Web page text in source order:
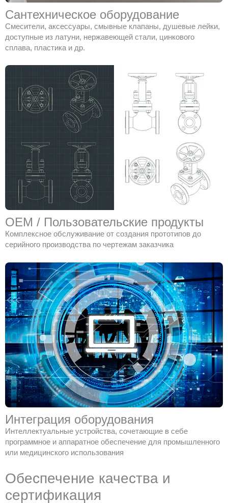
Сантехническое оборудование
Смесители, аксессуары, смывные клапаны, душевые лейки,
доступные из латуни, нержавеющей стали, цинкового
сплава, пластика и др.
OEM / Пользовательские продукты
Комплексное обслуживание от создания прототипов до
серийного производства по чертежам заказчика
Интеграция оборудования
Интеллектуальные устройства, сочетающие в себе
программное и аппаратное обеспечение для промышленного
или медицинского использования
Обеспечение качества и
сертификация